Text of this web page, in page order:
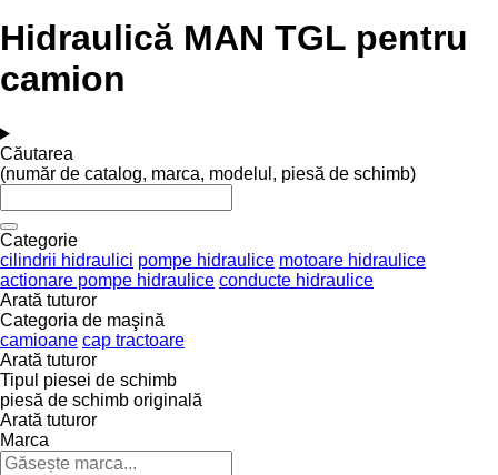
Hidraulică MAN TGL pentru
camion
Căutarea
(număr de catalog, marca, modelul, piesă de schimb)
Categorie
cilindrii hidraulici pompe hidraulice motoare hidraulice
actionare pompe hidraulice conducte hidraulice
Arată tuturor
Categoria de maşină
camioane cap tractoare
Arată tuturor
Tipul piesei de schimb
piesă de schimb originală
Arată tuturor
Marca